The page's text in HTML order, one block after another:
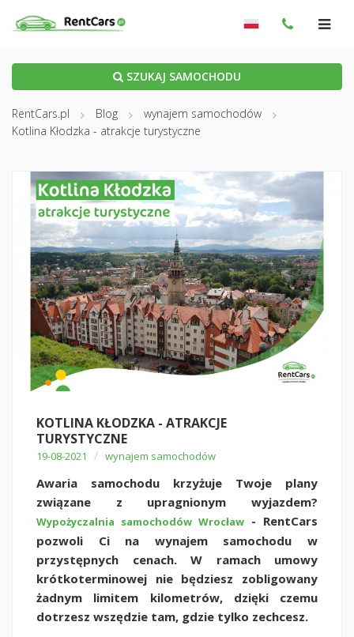
SZUKAJ SAMOCHODU
RentCars.pl Blog
wynajem samochodów
Kotlina Kłodzka - atrakcje turystyczne
KOTLINA KŁODZKA - ATRAKCJE
TURYSTYCZNE
19-08-2021 / wynajem samochodów
Awaria samochodu krzyżuje Twoje plany
związane z upragnionym wyjazdem?
Wypożyczalnia samochodów Wrocław - RentCars
pozwoli Ci na wynajem samochodu w
przystępnych cenach. W ramach umowy
krótkoterminowej nie będziesz zobligowany
żadnym limitem kilometrów, dzięki czemu
dotrzesz wszędzie tam, gdzie tylko zechcesz.